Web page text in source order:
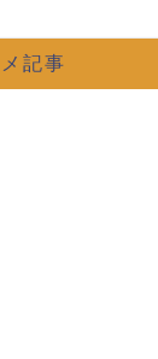
記事